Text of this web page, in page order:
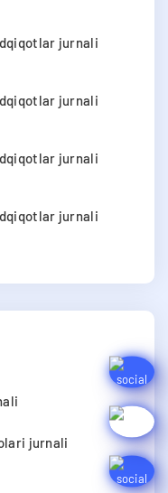
jurnali
jurnali
jurnali
jurnali
jurnali